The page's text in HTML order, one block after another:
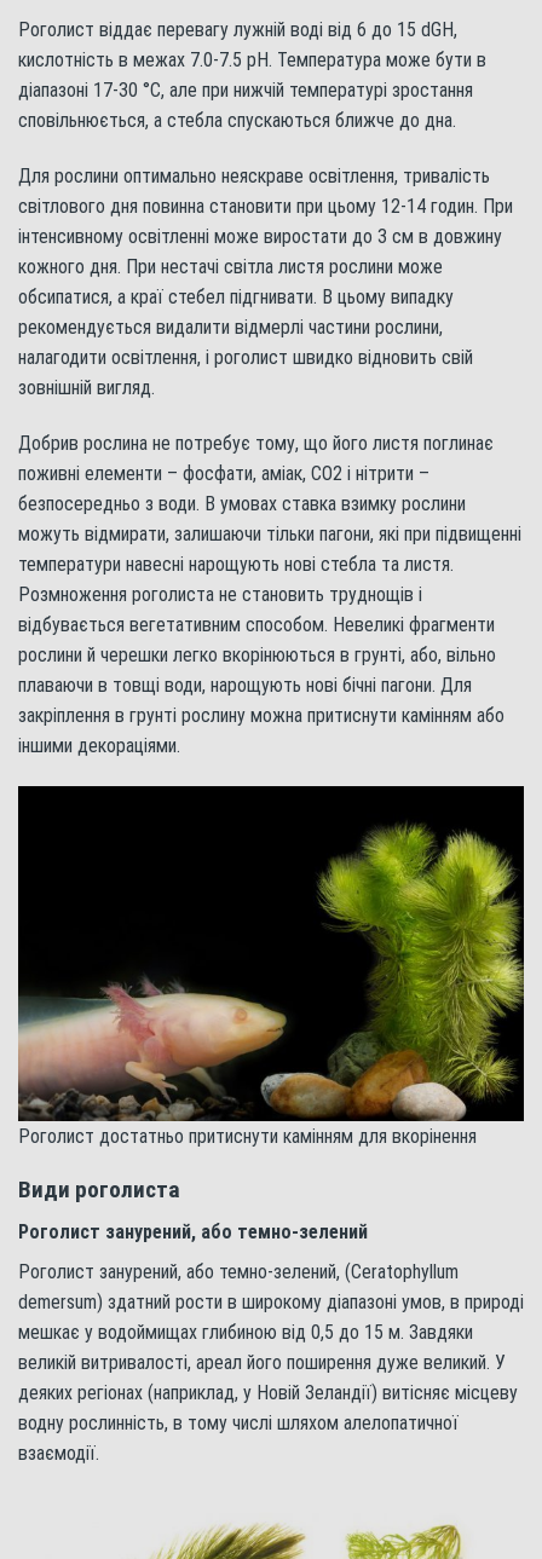
Роголист віддає перевагу лужній воді від 6 до 15 dGH,
кислотність в межах 7.0-7.5 рН. Температура може бути в
діапазоні 17-30 °С, але при нижчій температурі зростання
сповільнюється, а стебла спускаються ближче до дна.
Для рослини оптимально неяскраве освітлення, тривалість
світлового дня повинна становити при цьому 12-14 годин. При
інтенсивному освітленні може виростати до 3 см в довжину
кожного дня. При нестачі світла листя рослини може
обсипатися, а краї стебел підгнивати. В цьому випадку
рекомендується видалити відмерлі частини рослини,
налагодити освітлення, і роголист швидко відновить свій
зовнішній вигляд.
Добрив рослина не потребує тому, що його листя поглинає
поживні елементи – фосфати, аміак, СО2 і нітрити –
безпосередньо з води. В умовах ставка взимку рослини
можуть відмирати, залишаючи тільки пагони, які при підвищенні
температури навесні нарощують нові стебла та листя.
Розмноження роголиста не становить труднощів і
відбувається вегетативним способом. Невеликі фрагменти
рослини й черешки легко вкорінюються в грунті, або, вільно
плаваючи в товщі води, нарощують нові бічні пагони. Для
закріплення в грунті рослину можна притиснути камінням або
іншими декораціями.
Роголист достатньо притиснути камінням для вкорінення
Види роголиста
Роголист занурений, або темно-зелений
Роголист занурений, або темно-зелений, (Ceratophyllum
demersum) здатний рости в широкому діапазоні умов, в природі
мешкає у водоймищах глибиною від 0,5 до 15 м. Завдяки
великій витривалості, ареал його поширення дуже великий. У
деяких регіонах (наприклад, у Новій Зеландії) витісняє місцеву
водну рослинність, в тому числі шляхом алелопатичної
взаємодії.